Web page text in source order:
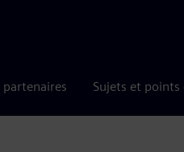
partenaires Sujets et points